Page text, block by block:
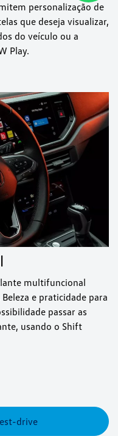
personalização de
que deseja visualizar,
do veículo ou a
Play.
multifuncional
e praticidade para
passar as
usando o Shift
drive